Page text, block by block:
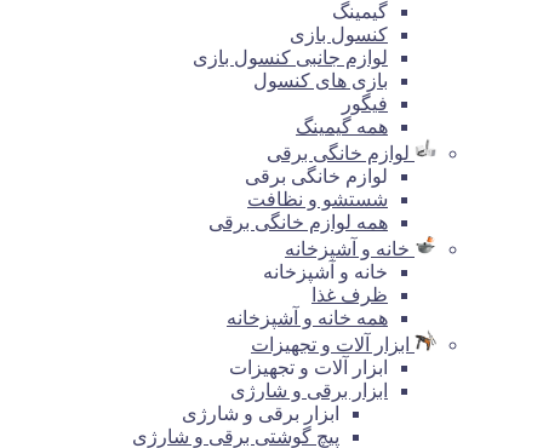
گیمینگ
کنسول بازی
لوازم جانبی کنسول بازی
بازی های کنسول
فیگور
همه گیمینگ
لوازم خانگی برقی
لوازم خانگی برقی
شستشو و نظافت
همه لوازم خانگی برقی
خانه و آشپزخانه
خانه و آشپزخانه
ظرف غذا
همه خانه و آشپزخانه
ابزار آلات و تجهیزات
ابزار آلات و تجهیزات
ابزار برقی و شارژی
ابزار برقی و شارژی
پیچ گوشتی برقی و شارژی